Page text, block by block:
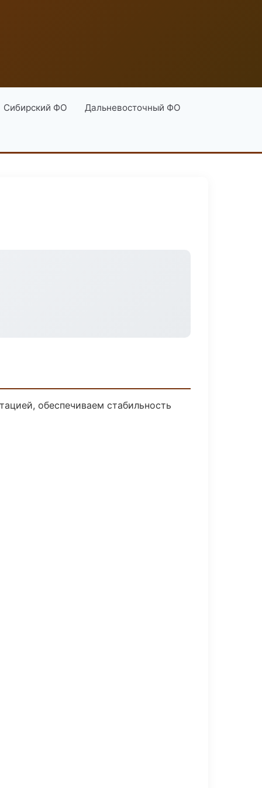
Сибирский ФО Дальневосточный ФО
обеспечиваем стабильность